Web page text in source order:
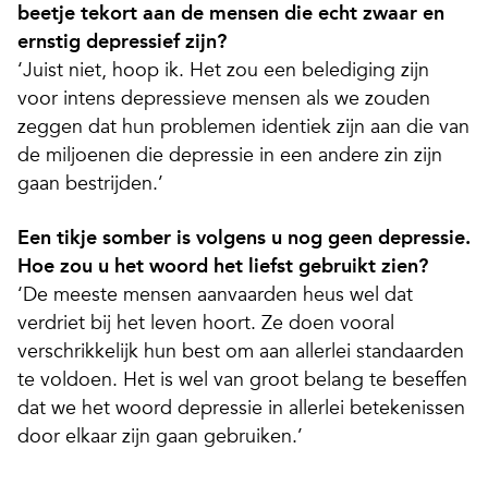
beetje tekort aan de mensen die echt zwaar en
ernstig depressief zijn?
‘Juist niet, hoop ik. Het zou een belediging zijn
voor intens depressieve mensen als we zouden
zeggen dat hun problemen identiek zijn aan die van
de miljoenen die depressie in een andere zin zijn
gaan bestrijden.’
Een tikje somber is volgens u nog geen depressie.
Hoe zou u het woord het liefst gebruikt zien?
‘De meeste mensen aanvaarden heus wel dat
verdriet bij het leven hoort. Ze doen vooral
verschrikkelijk hun best om aan allerlei standaarden
te voldoen. Het is wel van groot belang te beseffen
dat we het woord depressie in allerlei betekenissen
door elkaar zijn gaan gebruiken.’